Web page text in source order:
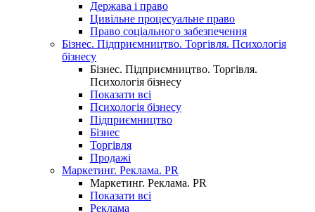
Держава і право
Цивільне процесуальне право
Право соціального забезпечення
Бізнес. Підприємництво. Торгівля. Психологія
бізнесу
Бізнес. Підприємництво. Торгівля.
Психологія бізнесу
Показати всі
Психологія бізнесу
Підприємництво
Бізнес
Торгівля
Продажі
Маркетинг. Реклама. PR
Маркетинг. Реклама. PR
Показати всі
Реклама